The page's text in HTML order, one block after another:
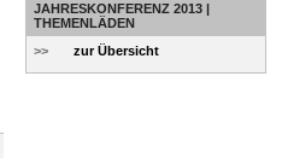
JAHRESKONFERENZ 2013 |
THEMENLÄDEN
>>
zur Übersicht